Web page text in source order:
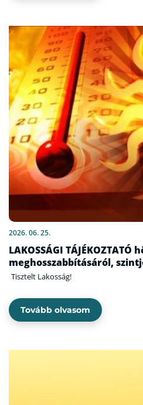
2026. 06. 25.
LAKOSSÁGI TÁJÉKOZTATÓ
meghosszabbításáról,
Tisztelt Lakosság!
Tovább olvasom